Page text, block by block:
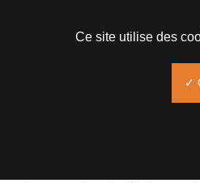
Ce site utilise des
✓